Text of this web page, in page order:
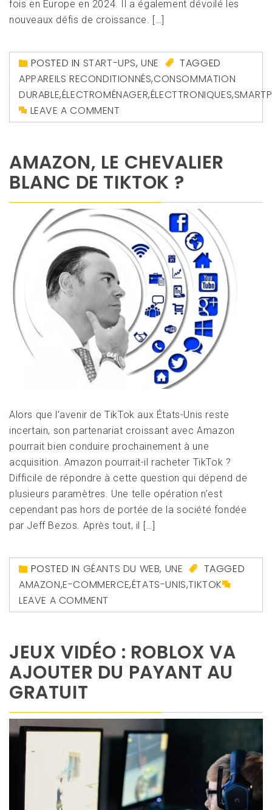
fois en Europe en 2024. Il a également dévoilé les
nouveaux défis de croissance. […]
POSTED IN START-UPS,UNE
TAGGED
APPAREILS RECONDITIONNÉS,CONSOMMATION
DURABLE,ÉLECTROMÉNAGER,ÉLECTTRONIQUES,
LEAVE A COMMENT
AMAZON, LE CHEVALIER
BLANC DE TIKTOK ?
Alors que l’avenir de TikTok aux États-Unis reste
incertain, son partenariat croissant avec Amazon
pourrait bien conduire prochainement à une
acquisition. Amazon pourrait-il racheter TikTok ?
Difficile de répondre à cette question qui dépend de
plusieurs paramètres. Une telle opération n’est
cependant pas hors de portée de la société fondée
par Jeff Bezos. Après tout, il […]
POSTED IN GÉANTS DU WEB, UNE
TAGGED
AMAZON,E-COMMERCE,ÉTATS-UNIS,TIKTOK
LEAVE A COMMENT
JEUX VIDÉO : ROBLOX VA
AJOUTER DU PAYANT AU
GRATUIT